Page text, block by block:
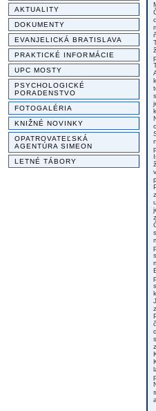
AKTUALITY
DOKUMENTY
EVANJELICKÁ BRATISLAVA
PRAKTICKÉ INFORMÁCIE
UPC MOSTY
PSYCHOLOGICKÉ
PORADENSTVO
FOTOGALÉRIA
KNIŽNÉ NOVINKY
OPATROVATEĽSKÁ
AGENTÚRA SIMEON
LETNÉ TÁBORY